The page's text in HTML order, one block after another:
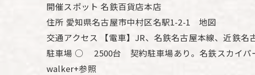
開催スポット 名鉄百貨店本店
住所 愛知県名古屋市中村区名駅1-2-1 地図
交通アクセス 【電車】JR、名鉄名古屋本線、近鉄
駐車場 ○ 2500台 契約駐車場あり。名鉄スカイパ
walker+参照